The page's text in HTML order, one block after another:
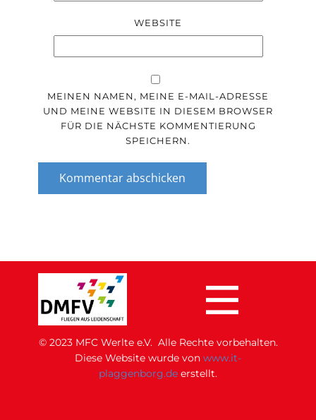
WEBSITE
MEINEN NAMEN, MEINE E-MAIL-ADRESSE
UND MEINE WEBSITE IN DIESEM BROWSER
FÜR DIE NÄCHSTE KOMMENTIERUNG
SPEICHERN.
Kommentar abschicken
© 2023 MFC Werlte e.V. Alle Rechte vorbehalten.
Di​ese Website wurde von www.it-
plaggenborg.de erstellt.